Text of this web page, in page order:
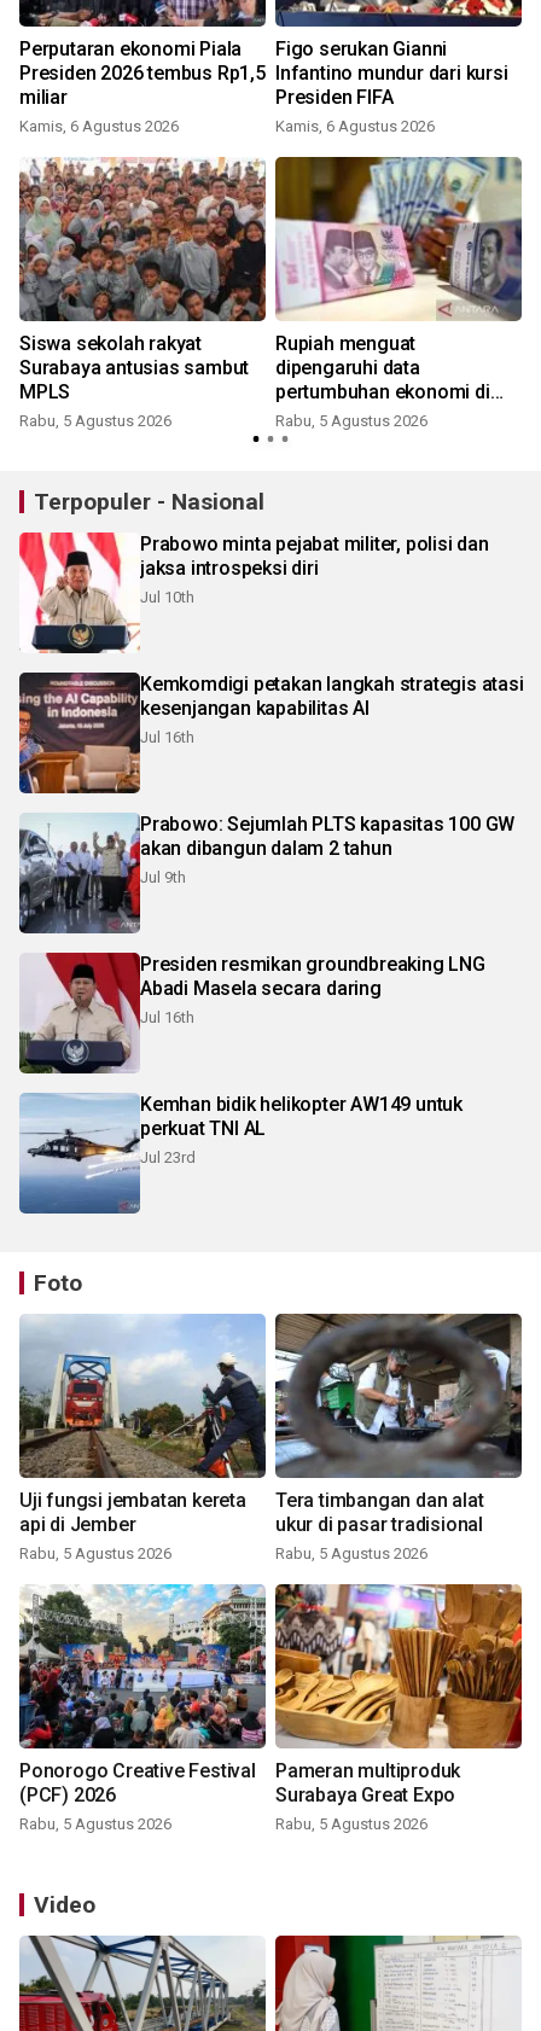
Perputaran ekonomi Piala
Presiden 2026 tembus Rp1,5
miliar
Kamis, 6 Agustus 2026
Figo serukan Gianni
Infantino mundur dari kursi
Presiden FIFA
Kamis, 6 Agustus 2026
Siswa sekolah rakyat
Surabaya antusias sambut
MPLS
Rabu, 5 Agustus 2026
Rupiah menguat
dipengaruhi data
pertumbuhan ekonomi di
atas ekspektasi
Rabu, 5 Agustus 2026
Terpopuler - Nasional
Prabowo minta pejabat militer, polisi dan
jaksa introspeksi diri
Jul 10th
Kemkomdigi petakan langkah strategis atasi
kesenjangan kapabilitas AI
Jul 16th
Prabowo: Sejumlah PLTS kapasitas 100 GW
akan dibangun dalam 2 tahun
Jul 9th
Presiden resmikan groundbreaking LNG
Abadi Masela secara daring
Jul 16th
Kemhan bidik helikopter AW149 untuk
perkuat TNI AL
Jul 23rd
Foto
Uji fungsi jembatan kereta
api di Jember
Rabu, 5 Agustus 2026
Tera timbangan dan alat
ukur di pasar tradisional
Rabu, 5 Agustus 2026
Ponorogo Creative Festival
(PCF) 2026
Rabu, 5 Agustus 2026
Pameran multiproduk
Surabaya Great Expo
Rabu, 5 Agustus 2026
Video